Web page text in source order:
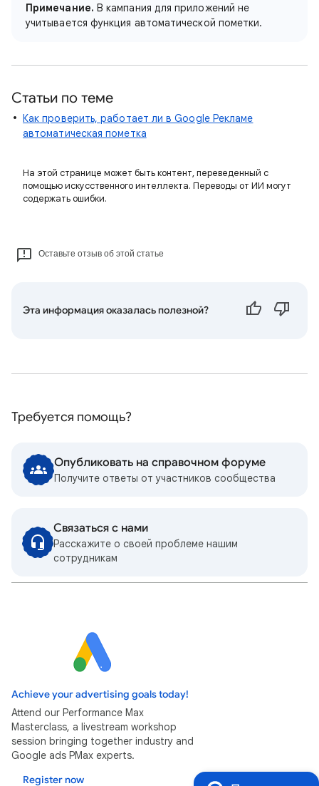
Примечание. В кампания для приложений не
учитывается функция автоматической пометки.
Статьи по теме
Как проверить, работает ли в Google Рекламе
автоматическая пометка
На этой странице может быть контент, переведенный с
помощью искусственного интеллекта. Переводы от ИИ могут
содержать ошибки.
Оставьте отзыв об этой статье
Эта информация оказалась полезной?
Требуется помощь?
Опубликовать на справочном форуме
Получите ответы от участников сообщества
Связаться с нами
Расскажите о своей проблеме нашим
сотрудникам
Achieve your advertising goals today!
Attend our Performance Max
Masterclass, a livestream workshop
session bringing together industry and
Google ads PMax experts.
Register now